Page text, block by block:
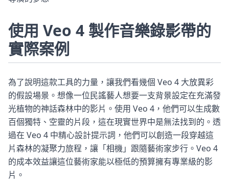
使用 Veo 4 製作音樂錄影帶的
實際案例
為了說明這款工具的力量，讓我們看幾個 Veo 4 大放異彩
的假設場景。想像一位民謠藝人想要一支背景設定在充滿發
光植物的神話森林中的影片。使用 Veo 4，他們可以生成數
百個獨特、空靈的片段，這在現實世界中是無法找到的。透
過在 Veo 4 中精心設計提示詞，他們可以創造一段穿越這
片森林的凝聚力旅程，讓「相機」跟隨藝術家步行。Veo 4
的成本效益讓這位藝術家能以極低的預算擁有專業級的影
片。